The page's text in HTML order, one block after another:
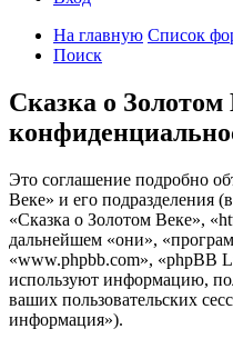
На главную Список
Поиск
Сказка о
Это соглашение подробно
Веке» и его подразделения
«Сказка о Золотом Веке»,
дальнейшем «они»,
«www.phpbb.com», «phpBB
используют информацию,
ваших пользовательских
информация»).